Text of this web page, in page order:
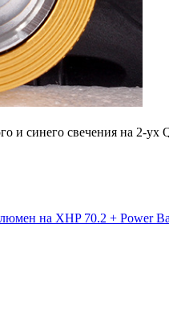
и синего свечения на 2-ух
на XHP 70.2 + Power